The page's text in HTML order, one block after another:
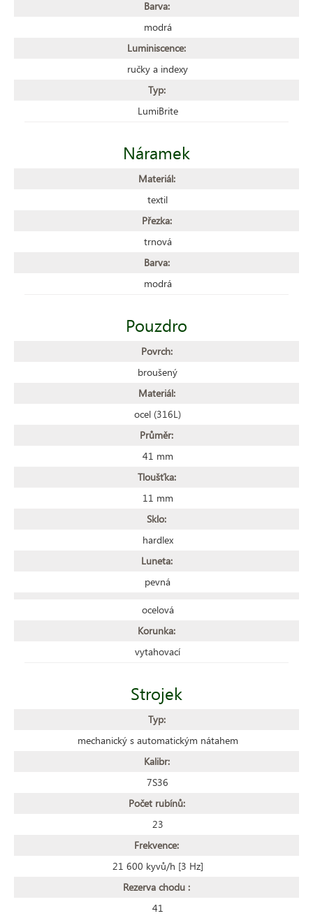
Barva:
modrá
Luminiscence:
ručky a indexy
Typ:
LumiBrite
Náramek
Materiál:
textil
Přezka:
trnová
Barva:
modrá
Pouzdro
Povrch:
broušený
Materiál:
ocel (316L)
Průměr:
41 mm
Tloušťka:
11 mm
Sklo:
hardlex
Luneta:
pevná
ocelová
Korunka:
vytahovací
Strojek
Typ:
mechanický s automatickým nátahem
Kalibr:
7S36
Počet rubínů:
23
Frekvence:
21 600 kyvů/h [3 Hz]
Rezerva chodu :
41